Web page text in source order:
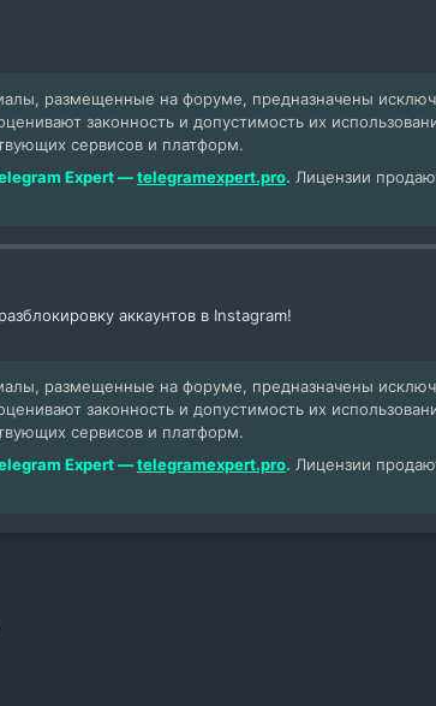
размещенные на форуме, предназначены
законность и допустимость их
сервисов и платформ.
Expert —telegramexpert.pro. Лицензии
аккаунтов в Instagram!
размещенные на форуме, предназначены
законность и допустимость их
сервисов и платформ.
Expert —telegramexpert.pro. Лицензии
почта